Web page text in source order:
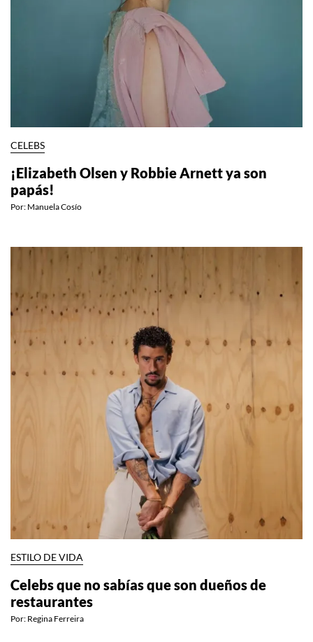
CELEBS
¡Elizabeth Olsen y Robbie Arnett ya son
papás!
Por: Manuela Cosío
ESTILO DE VIDA
Celebs que no sabías que son dueños de
restaurantes
Por: Regina Ferreira